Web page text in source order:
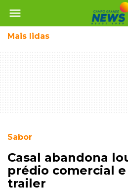
menu
Mais lidas
Sabor
Casal abandona
prédio comercial
trailer